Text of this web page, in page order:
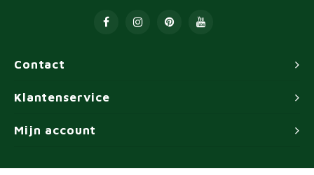
Contact
Klantenservice
Mijn account